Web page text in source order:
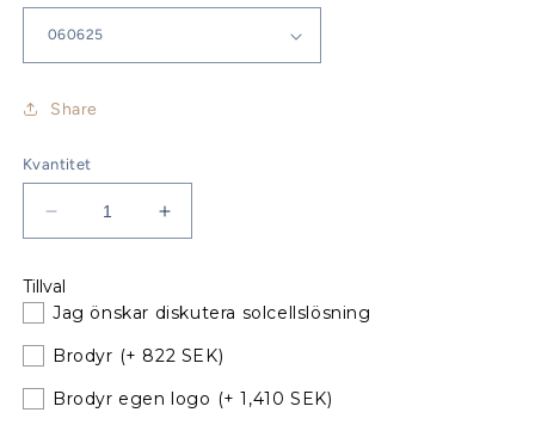
Share
Kvantitet
Minska
kvantitet
Bavaria
46
Sittbrunnskapell
Årsmodell
Öka
kvantitet
46
Sittbrunnskapell
Årsmodell
Tillval
Jag önskar diskutera solcellslösning
Brodyr (+ 822 SEK)
Brodyr egen logo (+ 1,410 SEK)